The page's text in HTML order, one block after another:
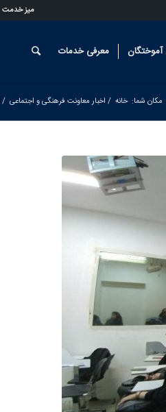
میز خدمت
معرفی خدمات
مکان شما: خانه / اخبار معاونت فرهنگی و اجتماعی /